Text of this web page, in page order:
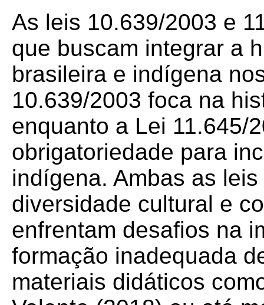
As leis 10.639/2003 e
que buscam integrar a
brasileira e indígena
10.639/2003 foca na
enquanto a Lei 11.645/
obrigatoriedade para
indígena. Ambas as
diversidade cultural e
enfrentam desafios na
formação inadequada
materiais didáticos